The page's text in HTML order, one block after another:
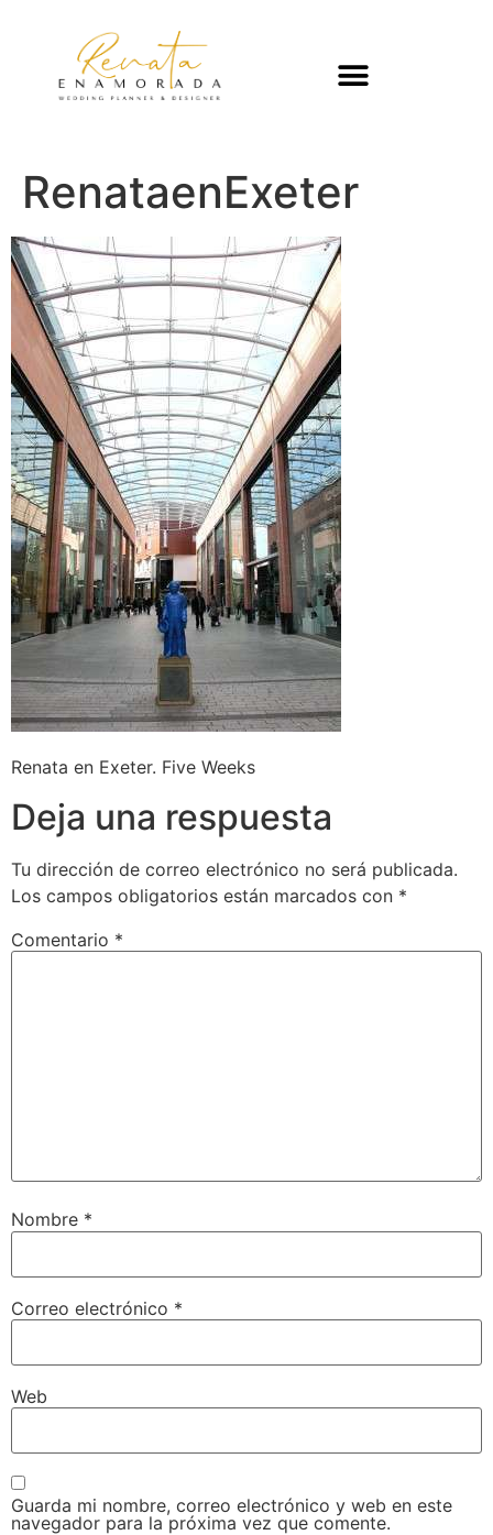
RenataenExeter
Renata en Exeter. Five Weeks
Deja una respuesta
Tu dirección de correo electrónico no será publicada.
Los campos obligatorios están marcados con *
Comentario *
Nombre *
Correo electrónico *
Web
Guarda mi nombre, correo electrónico y web en este
navegador para la próxima vez que comente.